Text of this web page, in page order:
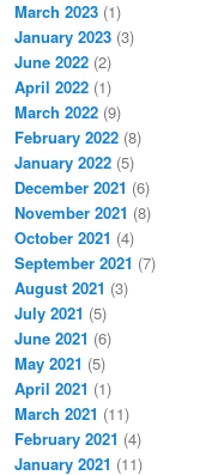
March 2023 (1)
January 2023 (3)
June 2022 (2)
April 2022 (1)
March 2022 (9)
February 2022 (8)
January 2022 (5)
December 2021 (6)
November 2021 (8)
October 2021 (4)
September 2021 (7)
August 2021 (3)
July 2021 (5)
June 2021 (6)
May 2021 (5)
April 2021 (1)
March 2021 (11)
February 2021 (4)
January 2021 (11)